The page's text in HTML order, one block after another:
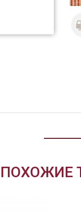
ПОХОЖИЕ